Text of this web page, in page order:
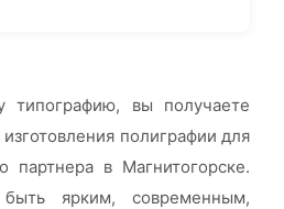
типографию, вы получаете
полиграфии для
партнера в Магнитогорске.
ярким, современным,